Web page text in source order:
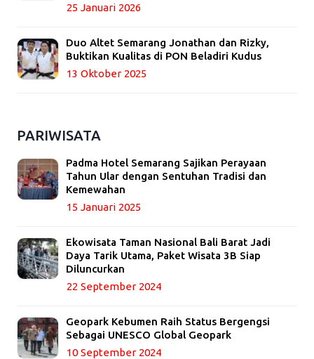
25 Januari 2026
Duo Altet Semarang Jonathan dan Rizky,
Buktikan Kualitas di PON Beladiri Kudus
13 Oktober 2025
PARIWISATA
Padma Hotel Semarang Sajikan Perayaan
Tahun Ular dengan Sentuhan Tradisi dan
Kemewahan
15 Januari 2025
Ekowisata Taman Nasional Bali Barat Jadi
Daya Tarik Utama, Paket Wisata 3B Siap
Diluncurkan
22 September 2024
Geopark Kebumen Raih Status Bergengsi
Sebagai UNESCO Global Geopark
10 September 2024